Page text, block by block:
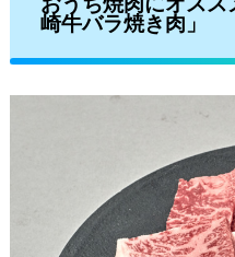
崎牛バラ焼き肉」